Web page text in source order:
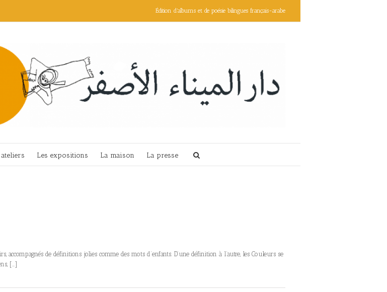
Édition d'albums et de poésie bilingues français-arabe
ateliers Les expositions La maison La presse
de définitions jolies comme des mots d’enfants. D’une définition à l’autre, les Couleurs se
[…]